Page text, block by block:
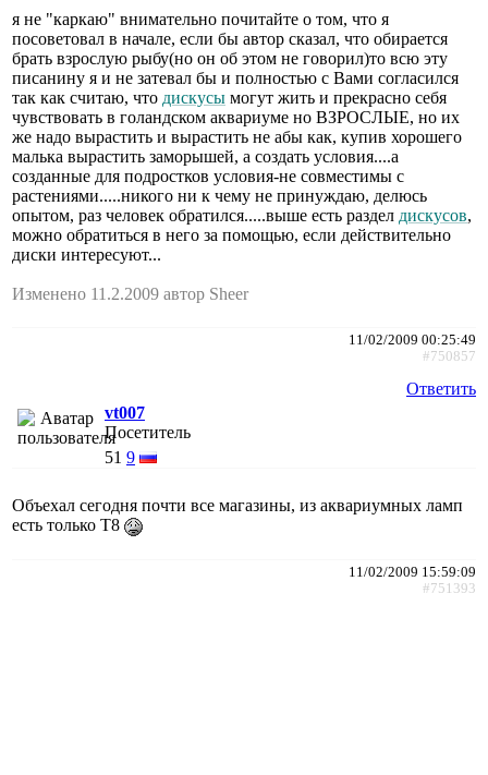
я не "каркаю" внимательно почитайте о том, что я
посоветовал в начале, если бы автор сказал, что обирается
брать взрослую рыбу(но он об этом не говорил)то всю эту
писанину я и не затевал бы и полностью с Вами согласился
так как считаю, что дискусы могут жить и прекрасно себя
чувствовать в голандском аквариуме но ВЗРОСЛЫЕ, но их
же надо вырастить и вырастить не абы как, купив хорошего
малька вырастить заморышей, а создать условия....а
созданные для подростков условия-не совместимы с
растениями.....никого ни к чему не принуждаю, делюсь
опытом, раз человек обратился.....выше есть раздел дискусов,
можно обратиться в него за помощью, если действительно
диски интересуют...
Изменено 11.2.2009 автор Sheer
11/02/2009 00:25:49
#750857
Ответить
vt007
Посетитель
51 9
Объехал сегодня почти все магазины, из аквариумных ламп
есть только Т8
11/02/2009 15:59:09
#751393